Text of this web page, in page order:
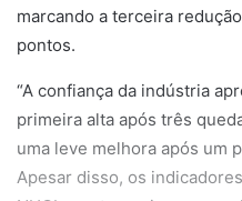
marcando a terceira
pontos.
“A confiança da indústria
primeira alta após três
uma leve melhora após um
Apesar disso, os